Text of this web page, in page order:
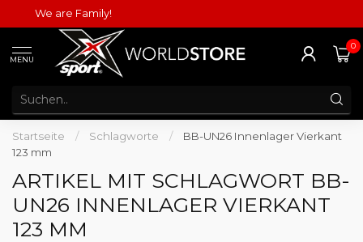
We are Family!
MENU
0
Startseite / Schlagworte /
BB-UN26 Innenlager Vierkant
123 mm
ARTIKEL MIT SCHLAGWORT BB-
UN26 INNENLAGER VIERKANT
123 MM